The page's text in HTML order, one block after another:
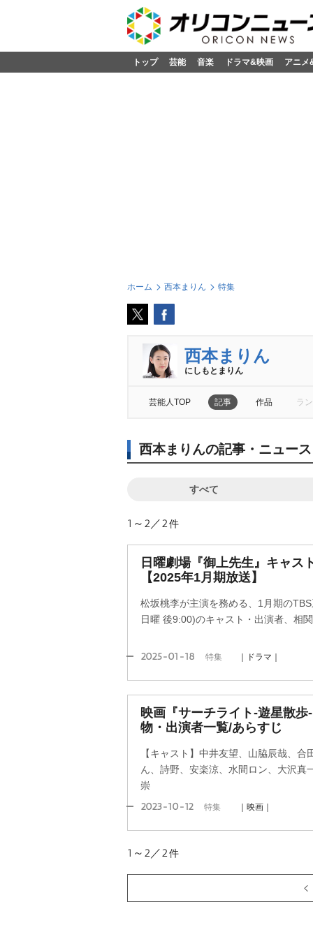
トップ 芸能 音楽 ドラマ&映画 アニメ
ホーム 西本まりん 特集
西本まりん
にしもとまりん
芸能人TOP 記事 作品 ラ
西本まりんの記事・ニュー
すべて
1～2／2件
日曜劇場『御上先生』キャス
【2025年1月期放送】
松坂桃李が主演を務める、1月期の
日曜 後9:00)のキャスト・出演者、相
2025-01-18 特集 ｜ドラマ｜
映画『サーチライト-遊星散
物・出演者一覧/あらすじ
【キャスト】中井友望、山脇辰哉、
ん、詩野、安楽涼、水間ロン、大沢真
崇
2023-10-12 特集 ｜映画｜
1～2／2件